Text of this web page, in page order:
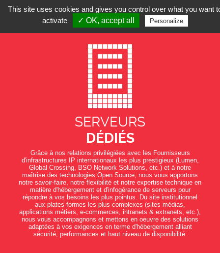
SERVEURS
DÉDIÉS
Grâce à nos relations privilégiées avec les Fournisseurs
d'infrastructures IP internationaux les plus prestigieux (Lumen,
Global Crossing, BSO Network Solutions, etc.) et à notre
maîtrise des technologies Open Source, nous vous apportons
notre savoir-faire, notre flexibilité et notre expertise technique en
matière d'hébergement et d'infogérance de serveurs pour
répondre à vos besoins les plus pointus. Du site institutionnel
aux plates-formes les plus complexes (sites médias,
applications métiers, e-commerces, intranets & extranets, etc.),
nous vous accompagnons et mettons en oeuvre des solutions
adaptées à vos exigences en terme d'hébergement alliant
sécurité, performances et haut niveau de disponibilité.
This site uses cookies and gives you control over what you want
activate
✓ OK, accept all Personalize